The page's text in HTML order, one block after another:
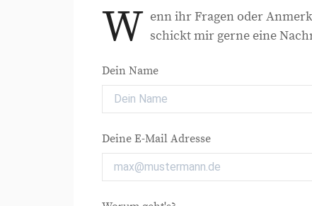
W enn ihr Fragen oder
schickt mir gerne eine
Dein Name
Deine E-Mail Adresse